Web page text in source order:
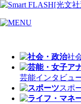
社
芸能インタビュ
スポ